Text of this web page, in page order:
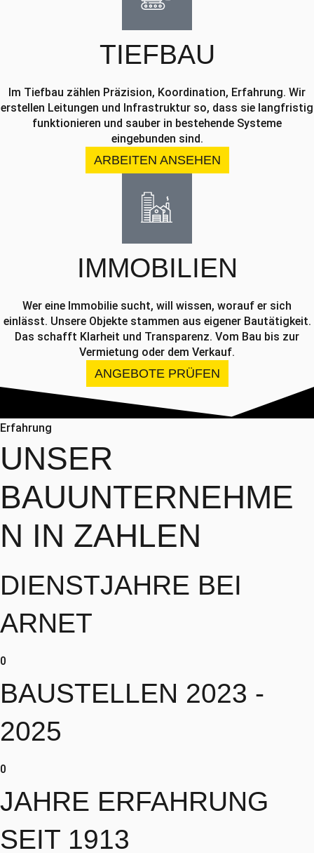
TIEFBAU
Im Tiefbau zählen Präzision, Koordination, Erfahrung. Wir
erstellen Leitungen und Infrastruktur so, dass sie langfristig
funktionieren und sauber in bestehende Systeme
eingebunden sind.
ARBEITEN ANSEHEN
IMMOBILIEN
Wer eine Immobilie sucht, will wissen, worauf er sich
einlässt. Unsere Objekte stammen aus eigener Bautätigkeit.
Das schafft Klarheit und Transparenz. Vom Bau bis zur
Vermietung oder dem Verkauf.
ANGEBOTE PRÜFEN
Erfahrung
UNSER
BAUUNTERNEHME
N IN ZAHLEN
DIENSTJAHRE BEI
ARNET
0
BAUSTELLEN 2023 -
2025
0
JAHRE ERFAHRUNG
SEIT 1913